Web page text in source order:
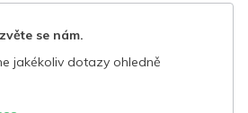
se nám.
jakékoliv dotazy ohledně